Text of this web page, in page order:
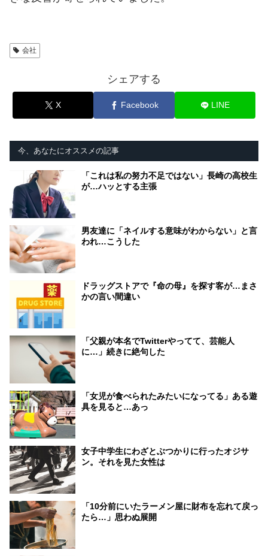
会社
シェアする
X Facebook LINE
今、あなたにオススメの記事
「これは私の努力不足ではない」長崎の高校生
が…ハッとする主張
男友達に「ネイルする意味がわからない」と言
われ…こうした
ドラッグストアで『命の母』を探す客が…まさ
かの言い間違い
「父親が本名でTwitterやってて、芸能人
に…」続きに絶句した
「女児が食べられたみたいになってる」ある遊
具を見ると…あっ
女子中学生にわざとぶつかりに行ったオジサ
ン。それを見た女性は
「10分前にいたラーメン屋に財布を忘れて戻っ
たら…」思わぬ展開